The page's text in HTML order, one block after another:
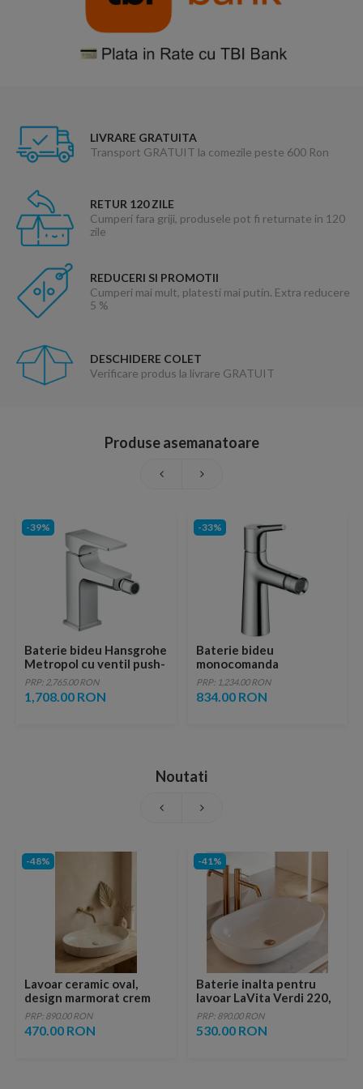
LIVRARE GRATUITA
Transport GRATUIT la comezile peste 600 Ron
RETUR 120 ZILE
Cumperi fara griji, produsele pot fi returnate in 120
zile
REDUCERI SI PROMOTII
Cumperi mai mult, platesti mai putin. Extra reducere
5 %
DESCHIDERE COLET
Verificare produs la livrare GRATUIT
Produse asemanatoare
-39%
Baterie bideu Hansgrohe
Metropol cu ventil push-
open
PRP: 2,765.00 RON
1,708.00 RON
-33%
Baterie bideu
monocomanda
Hansgrohe Talis S cu
ventil pop-up
PRP: 1,234.00 RON
834.00 RON
Noutati
-48%
Lavoar ceramic oval,
design marmorat crem
lucios cu vene aurii,
ventil inclus
PRP: 890.00 RON
470.00 RON
-41%
Baterie inalta pentru
lavoar LaVita Verdi 220,
fara ventil, brushed
copper
PRP: 890.00 RON
530.00 RON